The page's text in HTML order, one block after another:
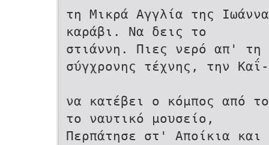
τη Μικρά Αγγλία της
καράβι. Να δεις το
στιάννη. Πιες νερό απ' τη
σύγχρονης τέχνης, την Καΐ-
να κατέβει ο κόμπος από
το ναυτικό μουσείο,
Περπάτησε στ' Αποίκια και